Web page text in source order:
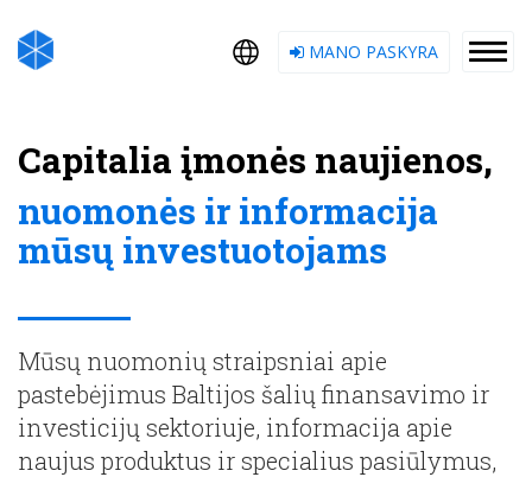
MANO PASKYRA
Capitalia įmonės naujienos,
nuomonės ir informacija
mūsų investuotojams
Mūsų nuomonių straipsniai apie
pastebėjimus Baltijos šalių finansavimo ir
investicijų sektoriuje, informacija apie
naujus produktus ir specialius pasiūlymus,